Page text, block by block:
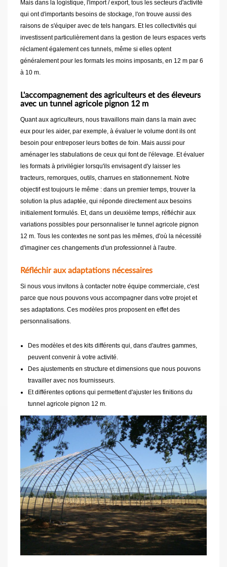
Mais dans la logistique, l'import / export, tous les secteurs d'activité
qui ont d'importants besoins de stockage, l'on trouve aussi des
raisons de s'équiper avec de tels hangars. Et les collectivités qui
investissent particulièrement dans la gestion de leurs espaces verts
réclament également ces tunnels, même si elles optent
généralement pour les formats les moins imposants, en 12 m par 6
à 10 m.
L'accompagnement des agriculteurs et des éleveurs
avec un tunnel agricole pignon 12 m
Quant aux agriculteurs, nous travaillons main dans la main avec
eux pour les aider, par exemple, à évaluer le volume dont ils ont
besoin pour entreposer leurs bottes de foin. Mais aussi pour
aménager les stabulations de ceux qui font de l'élevage. Et évaluer
les formats à privilégier lorsqu'ils envisagent d'y laisser les
tracteurs, remorques, outils, charrues en stationnement. Notre
objectif est toujours le même : dans un premier temps, trouver la
solution la plus adaptée, qui réponde directement aux besoins
initialement formulés. Et, dans un deuxième temps, réfléchir aux
variations possibles pour personnaliser le tunnel agricole pignon
12 m. Tous les contextes ne sont pas les mêmes, d'où la nécessité
d'imaginer ces changements d'un professionnel à l'autre.
Réfléchir aux adaptations nécessaires
Si nous vous invitons à contacter notre équipe commerciale, c'est
parce que nous pouvons vous accompagner dans votre projet et
ses adaptations. Ces modèles pros proposent en effet des
personnalisations.
Des modèles et des kits différents qui, dans d'autres gammes,
peuvent convenir à votre activité.
Des ajustements en structure et dimensions que nous pouvons
travailler avec nos fournisseurs.
Et différentes options qui permettent d'ajuster les finitions du
tunnel agricole pignon 12 m.